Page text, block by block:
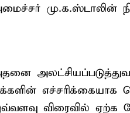
மு.க.ஸ்டாலின்
விரைவில் ஏற்க